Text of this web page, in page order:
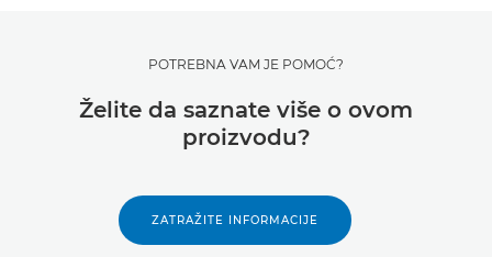
POTREBNA VAM JE POMOĆ?
Želite da saznate više o ovom
proizvodu?
ZATRAŽITE INFORMACIJE